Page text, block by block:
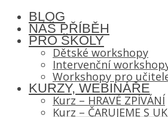
BLOG
NÁŠ PŘÍBĚH
PRO ŠKOLY
Dětské workshopy
Intervenční
Workshopy pro
KURZY, WEBINÁŘE
Kurz – HRAVÉ ZPÍVÁNÍ
Kurz – ČARUJEME S